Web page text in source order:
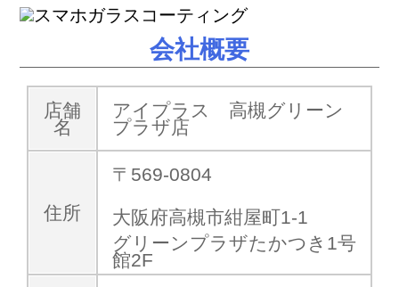
会社概要
店舗
名
アイプラス 高槻グリーン
プラザ店
住所
〒569-0804
大阪府高槻市紺屋町1-1
グリーンプラザたかつき1号
館2F